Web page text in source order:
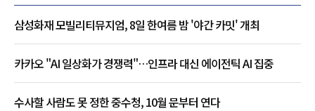
삼성화재 모빌리티뮤지엄, 8일 한여름 밤 '야간 카밋' 개최
카카오 "AI 일상화가 경쟁력"…인프라 대신 에이전틱 AI 집중
수사할 사람도 못 정한 중수청, 10월 문부터 연다